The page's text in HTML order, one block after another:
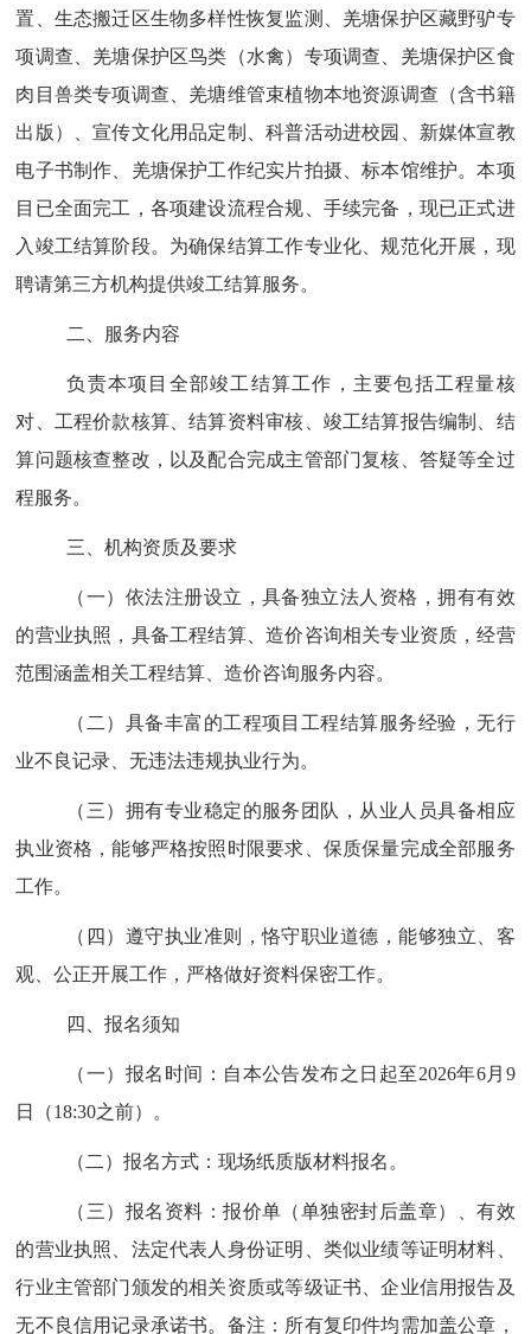
置、生态搬迁区生物多样性恢复监测、羌塘保护区藏野驴专
项调查、羌塘保护区鸟类（水禽）专项调查、羌塘保护区食
肉目兽类专项调查、羌塘维管束植物本地资源调查（含书籍
出版）、宣传文化用品定制、科普活动进校园、新媒体宣教
电子书制作、羌塘保护工作纪实片拍摄、标本馆维护。本项
目已全面完工，各项建设流程合规、手续完备，现已正式进
入竣工结算阶段。为确保结算工作专业化、规范化开展，现
聘请第三方机构提供竣工结算服务。
二、服务内容
负责本项目全部竣工结算工作，主要包括工程量核
对、工程价款核算、结算资料审核、竣工结算报告编制、结
算问题核查整改，以及配合完成主管部门复核、答疑等全过
程服务。
三、机构资质及要求
（一）依法注册设立，具备独立法人资格，拥有有效
的营业执照，具备工程结算、造价咨询相关专业资质，经营
范围涵盖相关工程结算、造价咨询服务内容。
（二）具备丰富的工程项目工程结算服务经验，无行
业不良记录、无违法违规执业行为。
（三）拥有专业稳定的服务团队，从业人员具备相应
执业资格，能够严格按照时限要求、保质保量完成全部服务
工作。
（四）遵守执业准则，恪守职业道德，能够独立、客
观、公正开展工作，严格做好资料保密工作。
四、报名须知
（一）报名时间：自本公告发布之日起至2026年6月 9
日（18:30之前）。
（二）报名方式：现场纸质版材料报名。
（三）报名资料：报价单（单独密封后盖章）、有效
的营业执照、法定代表人身份证明、类似业绩等证明材料、
行业主管部门颁发的相关资质或等级证书、企业信用报告及
无不良信用记录承诺书。备注：所有复印件均需加盖公章，